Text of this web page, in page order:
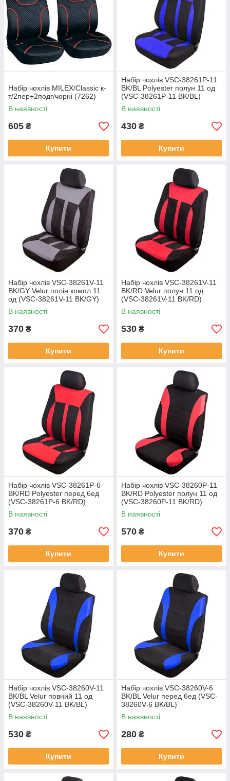
Набір чохлів MILEX/Classic к-
т/2пер+2подг/чорні (7262)
В наявності
605 ₴
Купити
Набір чохлів VSC-38261P-11
BK/BL Polyester полун 11 од
(VSC-38261P-11 BK/BL)
В наявності
430 ₴
Купити
Набір чохлів VSC-38261V-11
BK/GY Velur полін компл 11
од (VSC-38261V-11 BK/GY)
В наявності
370 ₴
Купити
Набір чохлів VSC-38261V-11
BK/RD Velur полун 11 од
(VSC-38261V-11 BK/RD)
В наявності
530 ₴
Купити
Набір чохлів VSC-38261P-6
BK/RD Polyester перед 6ед
(VSC-38261P-6 BK/RD)
В наявності
370 ₴
Купити
Набір чохлів VSC-38260P-11
BK/RD Polyester полун 11 од
(VSC-38260P-11 BK/RD)
В наявності
570 ₴
Купити
Набір чохлів VSC-38260V-11
BK/BL Velur повний 11 од
(VSC-38260V-11 BK/BL)
В наявності
530 ₴
Купити
Набір чохлів VSC-38260V-6
BK/BL Velur перед 6ед (VSC-
38260V-6 BK/BL)
В наявності
280 ₴
Купити